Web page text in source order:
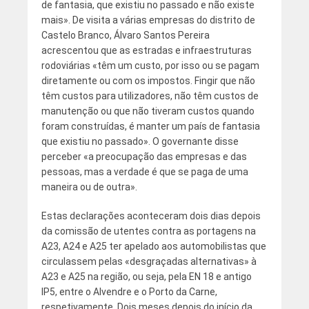
de fantasia, que existiu no passado e não existe
mais». De visita a várias empresas do distrito de
Castelo Branco, Álvaro Santos Pereira
acrescentou que as estradas e infraestruturas
rodoviárias «têm um custo, por isso ou se pagam
diretamente ou com os impostos. Fingir que não
têm custos para utilizadores, não têm custos de
manutenção ou que não tiveram custos quando
foram construídas, é manter um país de fantasia
que existiu no passado». O governante disse
perceber «a preocupação das empresas e das
pessoas, mas a verdade é que se paga de uma
maneira ou de outra».
Estas declarações aconteceram dois dias depois
da comissão de utentes contra as portagens na
A23, A24 e A25 ter apelado aos automobilistas que
circulassem pelas «desgraçadas alternativas» à
A23 e A25 na região, ou seja, pela EN 18 e antigo
IP5, entre o Alvendre e o Porto da Carne,